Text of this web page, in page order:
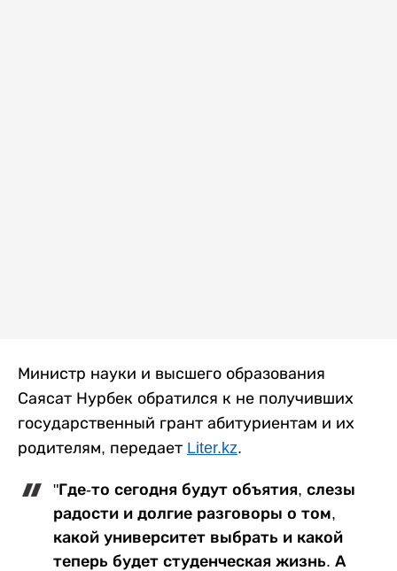
Министр науки и высшего образования
Саясат Нурбек обратился к не получивших
государственный грант абитуриентам и их
родителям, передает Liter.kz.
"Где-то сегодня будут объятия, слезы
радости и долгие разговоры о том,
какой университет выбрать и какой
теперь будет студенческая жизнь. А